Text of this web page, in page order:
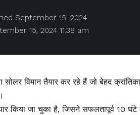
15, 2024 11:38 am
September 15, 2024
सोलर विमान तैयार कर रहे हैं जो बेहद
किया जा चुका है, जिसने सफलतापूर्व 10